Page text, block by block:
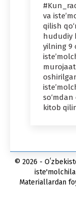
va
qilish
hududiy
yilning 9
kitob
© 2026 -
Materiallardan